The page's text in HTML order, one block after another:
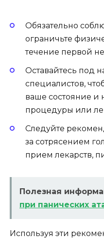
Обязательно
ограничьте
течение первой
Оставайтесь под
специалистов,
ваше состояние и
процедуры или
Следуйте
за сотрясением
прием лекарств,
Полезная
при панических
Используя эти